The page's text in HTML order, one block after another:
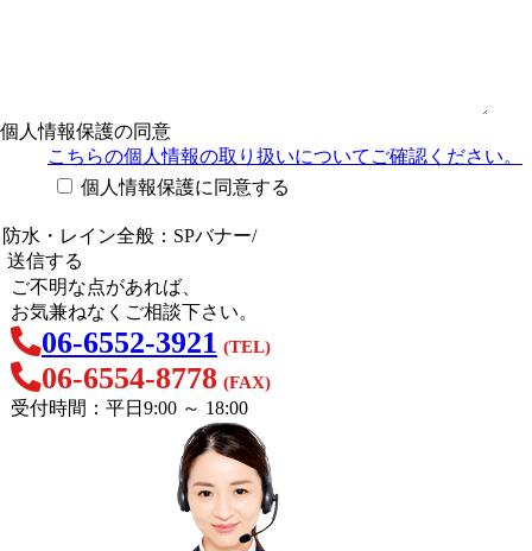
個人情報保護の同意
こちらの個人情報の取り扱いについてご確認ください。
個人情報保護に同意する
ご不明な点があれば、
お気兼ねなくご相談下さい。
06-6552-3921 (TEL)
06-6554-8778 (FAX)
受付時間：平日9:00 ～ 18:00